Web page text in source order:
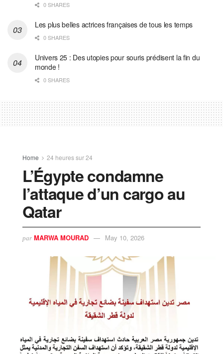
0 SHARES
Les plus belles actrices françaises de tous les temps
0 SHARES
Univers 25 : Des utopies pour souris prédisent la fin du
monde !
0 SHARES
Home 24 heures sur 24
L’Égypte condamne
l’attaque d’un cargo au
Qatar
par MARWA MOURAD May 10, 2026